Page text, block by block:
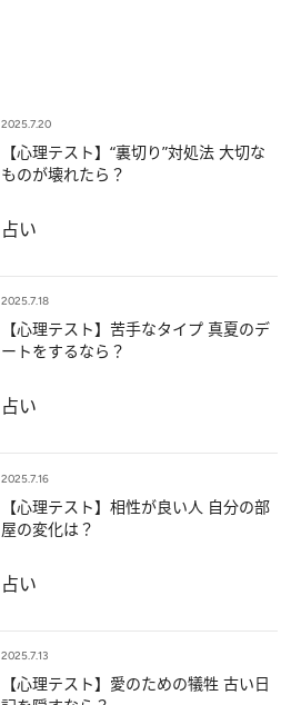
2025.7.20
【心理テスト】“裏切り”対処法 大切な
ものが壊れたら？
占い
2025.7.18
【心理テスト】苦手なタイプ 真夏のデ
ートをするなら？
占い
2025.7.16
【心理テスト】相性が良い人 自分の部
屋の変化は？
占い
2025.7.13
【心理テスト】愛のための犠牲 古い日